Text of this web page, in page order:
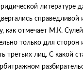
литературе
справедливой
как отмечает М.К.
только для сторон
третьих лиц. С какой